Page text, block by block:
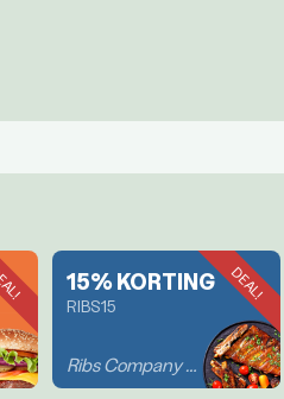
15% KORTING
RIBS15
Ribs Company Deventer
DEAL!